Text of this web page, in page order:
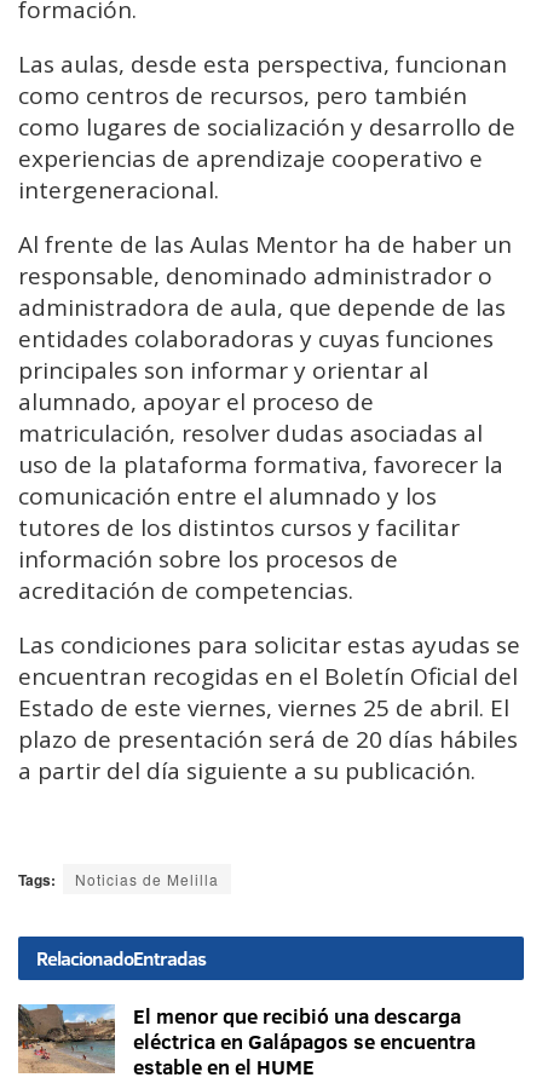
formación.
Las aulas, desde esta perspectiva, funcionan
como centros de recursos, pero también
como lugares de socialización y desarrollo de
experiencias de aprendizaje cooperativo e
intergeneracional.
Al frente de las Aulas Mentor ha de haber un
responsable, denominado administrador o
administradora de aula, que depende de las
entidades colaboradoras y cuyas funciones
principales son informar y orientar al
alumnado, apoyar el proceso de
matriculación, resolver dudas asociadas al
uso de la plataforma formativa, favorecer la
comunicación entre el alumnado y los
tutores de los distintos cursos y facilitar
información sobre los procesos de
acreditación de competencias.
Las condiciones para solicitar estas ayudas se
encuentran recogidas en el Boletín Oficial del
Estado de este viernes, viernes 25 de abril. El
plazo de presentación será de 20 días hábiles
a partir del día siguiente a su publicación.
Tags: Noticias de Melilla
RelacionadoEntradas
El menor que recibió una descarga
eléctrica en Galápagos se encuentra
estable en el HUME